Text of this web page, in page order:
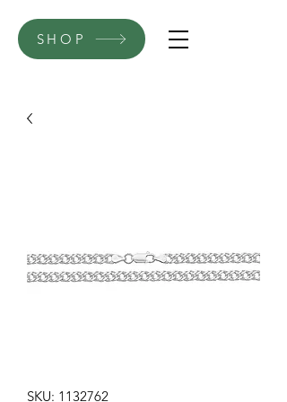
SHOP
SKU: 1132762